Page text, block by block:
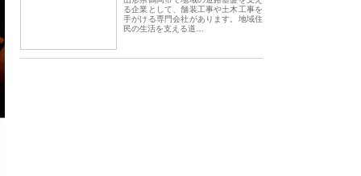
る企業として、舗装工事や土木工事を
手がける専門会社があります。地域住
民の生活を支える道…